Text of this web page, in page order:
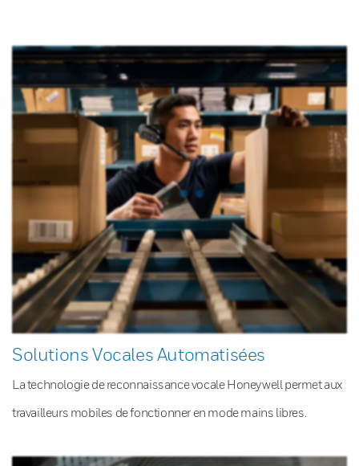
Solutions Vocales Automatisées
La technologie de reconnaissance vocale Honeywell permet aux
travailleurs mobiles de fonctionner en mode mains libres.